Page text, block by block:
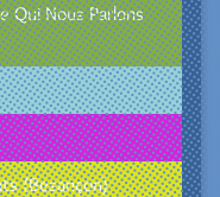
Qui Nous Parlons
(Besançon)